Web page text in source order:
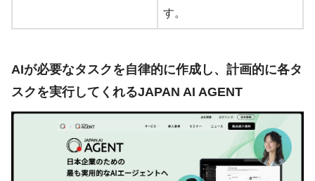
す。
AIが必要なタスクを自律的に作成し、計画的に各タ
スクを実行してくれるJAPAN AI AGENT